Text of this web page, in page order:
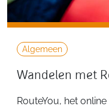
Algemeen
Wandelen met
RouteYou, het